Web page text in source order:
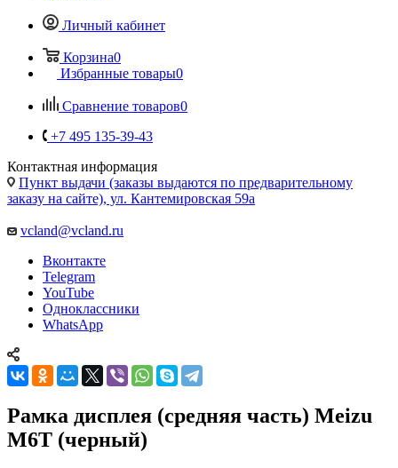
Личный кабинет
Корзина0
Избранные товары0
Сравнение товаров0
+7 495 135-39-43
Контактная информация
Пункт выдачи (заказы выдаются по предварительному
заказу на сайте), ул. Кантемировская 59а
vcland@vcland.ru
Вконтакте
Telegram
YouTube
Одноклассники
WhatsApp
Рамка дисплея (средняя часть) Meizu
M6T (черный)